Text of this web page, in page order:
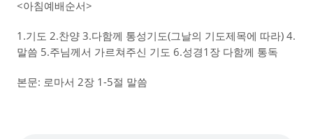
<아침예배순서>
1.기도 2.찬양 3.다함께 통성기도(그날의 기도제목에 따라) 4.
말씀 5.주님께서 가르쳐주신 기도 6.성경1장 다함께 통독
본문: 로마서 2장 1-5절 말씀